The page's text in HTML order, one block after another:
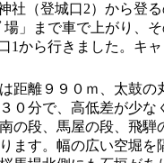
社（登城口2）から登
」まで車で上がり、
1から行きました。キ
距離９９０ｍ、太鼓の
０分で、高低差が少な
の段、馬屋の段、飛騨
ます。幅の広い空堀を